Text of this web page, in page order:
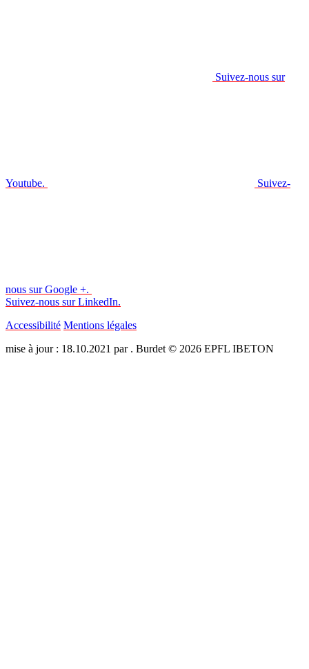
Suivez-nous sur
Youtube. Suivez-
nous sur Google +.
Suivez-nous sur LinkedIn.
Accessibilité Mentions légales
mise à jour : 18.10.2021 par . Burdet © 2026 EPFL IBETON